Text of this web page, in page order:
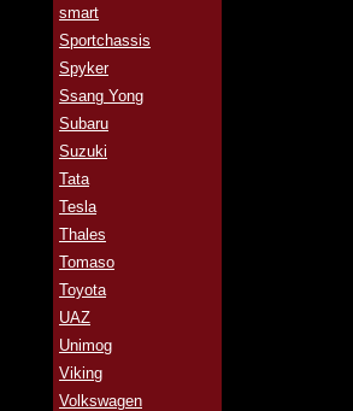
smart
Sportchassis
Spyker
Ssang Yong
Subaru
Suzuki
Tata
Tesla
Thales
Tomaso
Toyota
UAZ
Unimog
Viking
Volkswagen